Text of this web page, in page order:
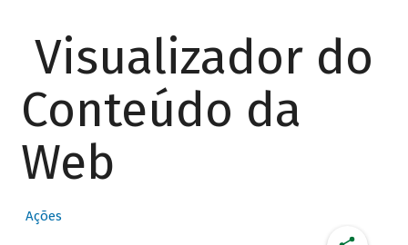
Visualizador do
Conteúdo da
Web
Ações